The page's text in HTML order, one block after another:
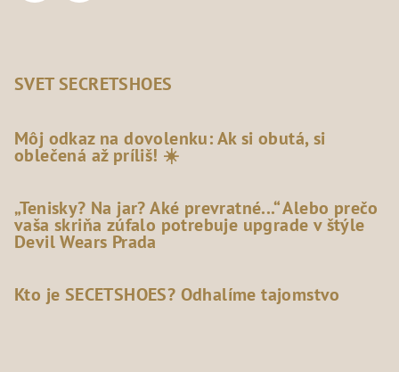
SVET SECRETSHOES
Môj odkaz na dovolenku: Ak si obutá, si
oblečená až príliš! ☀️
„Tenisky? Na jar? Aké prevratné...“ Alebo prečo
vaša skriňa zúfalo potrebuje upgrade v štýle
Devil Wears Prada
Kto je SECETSHOES? Odhalíme tajomstvo